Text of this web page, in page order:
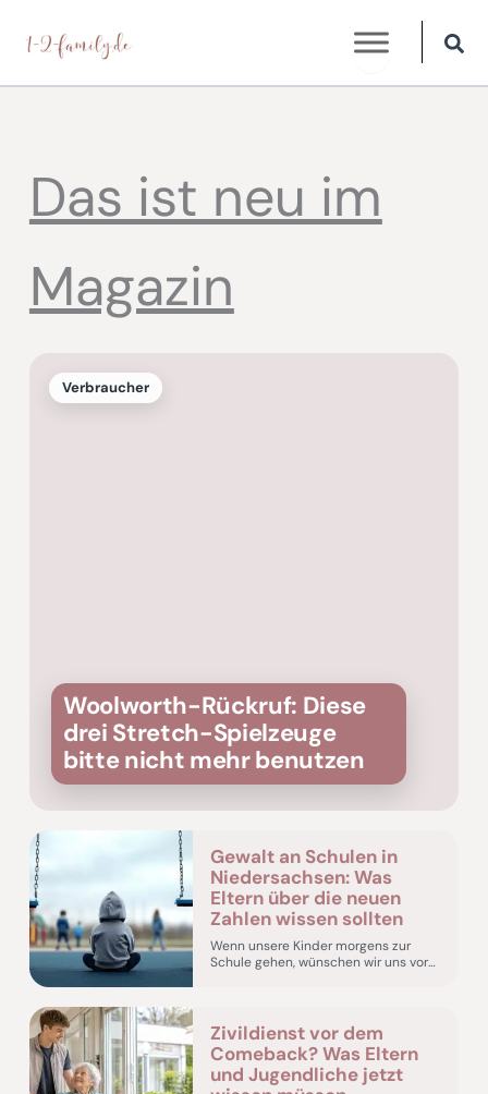
Inhalt
springen
Das ist neu im
Magazin
Verbraucher
Woolworth-Rückruf: Diese
drei Stretch-Spielzeuge
bitte nicht mehr benutzen
Gewalt an Schulen in
Niedersachsen: Was
Eltern über die neuen
Zahlen wissen sollten
Wenn unsere Kinder morgens zur
Schule gehen, wünschen wir uns vor
Zivildienst vor dem
Comeback? Was Eltern
und Jugendliche jetzt